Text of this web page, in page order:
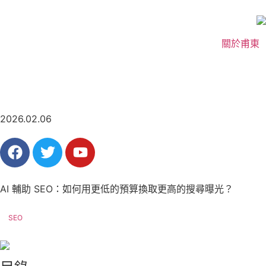
關於甫東
2026.02.06
AI 輔助 SEO：如何用更低的預算換取更高的搜尋曝光？
SEO